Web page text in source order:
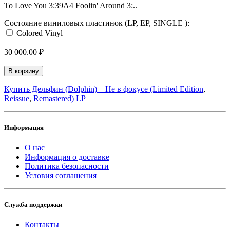
To Love You 3:39A4 Foolin' Around 3:..
Состояние виниловых пластинок (LP, EP, SINGLE ):
Colored Vinyl
30 000.00 ₽
В корзину
Купить Дельфин ‎(Dolphin) – Не в фокусе (Limited Edition,
Reissue, Remastered) LP
Информация
О нас
Информация о доставке
Политика безопасности
Условия соглашения
Служба поддержки
Контакты